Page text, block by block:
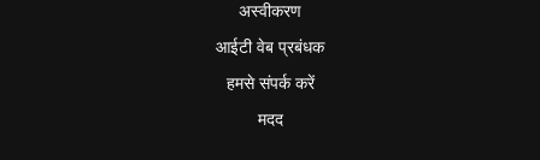
अस्वीकरण
आईटी वेब प्रबंधक
हमसे संपर्क करें
मदद